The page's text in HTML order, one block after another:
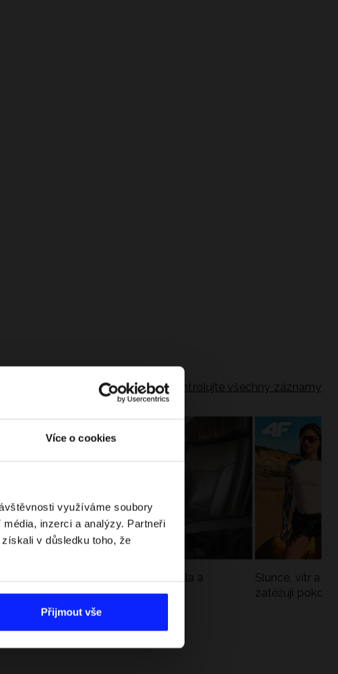
Více o cookies
využíváme soubory
inzerci a analýzy. Partneři
v důsledku toho, že
Přijmout vše
Zkontrolujte všechny záznamy
F1
Jak si sbalit batoh do letadla a
nepřekročit limity?
Slunce, vítr a
zatěžují